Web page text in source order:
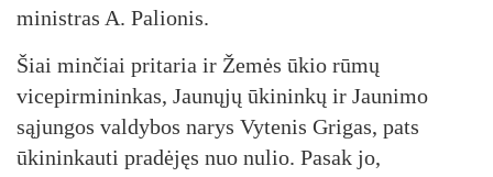
ministras A. Palionis.
Šiai minčiai pritaria ir Žemės ūkio rūmų
vicepirmininkas, Jaunųjų ūkininkų ir Jaunimo
sąjungos valdybos narys Vytenis Grigas, pats
ūkininkauti pradėjęs nuo nulio. Pasak jo,